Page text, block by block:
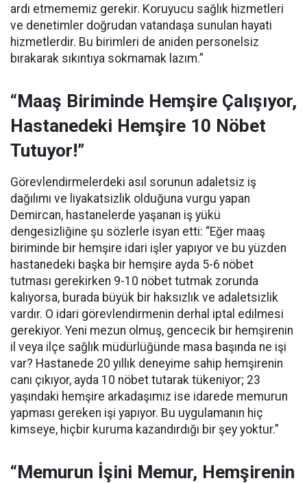
ardı etmememiz gerekir. Koruyucu sağlık hizmetleri
ve denetimler doğrudan vatandaşa sunulan hayati
hizmetlerdir. Bu birimleri de aniden personelsiz
bırakarak sıkıntıya sokmamak lazım.”
“Maaş Biriminde Hemşire Çalışıyor,
Hastanedeki Hemşire 10 Nöbet
Tutuyor!”
Görevlendirmelerdeki asıl sorunun adaletsiz iş
dağılımı ve liyakatsizlik olduğuna vurgu yapan
Demircan, hastanelerde yaşanan iş yükü
dengesizliğine şu sözlerle isyan etti: “Eğer maaş
biriminde bir hemşire idari işler yapıyor ve bu yüzden
hastanedeki başka bir hemşire ayda 5-6 nöbet
tutması gerekirken 9-10 nöbet tutmak zorunda
kalıyorsa, burada büyük bir haksızlık ve adaletsizlik
vardır. O idari görevlendirmenin derhal iptal edilmesi
gerekiyor. Yeni mezun olmuş, gencecik bir hemşirenin
il veya ilçe sağlık müdürlüğünde masa başında ne işi
var? Hastanede 20 yıllık deneyime sahip hemşirenin
canı çıkıyor, ayda 10 nöbet tutarak tükeniyor; 23
yaşındaki hemşire arkadaşımız ise idarede memurun
yapması gereken işi yapıyor. Bu uygulamanın hiç
kimseye, hiçbir kuruma kazandırdığı bir şey yoktur.”
“Memurun İşini Memur, Hemşirenin